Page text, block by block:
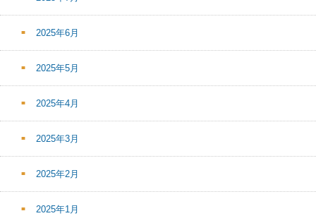
2025年6月
2025年5月
2025年4月
2025年3月
2025年2月
2025年1月